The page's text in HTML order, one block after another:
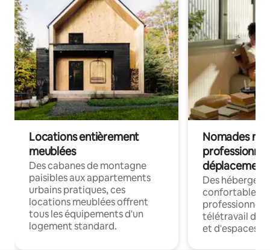
Locations entièrement
meublées
Des cabanes de montagne
paisibles aux appartements
urbains pratiques, ces
locations meublées offrent
tous les équipements d'un
logement standard.
Nomades
déplacement
Des
confortables
professionnels
télétravail
et d'espaces